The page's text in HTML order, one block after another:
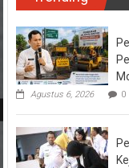
Agustus 6, 2026 0